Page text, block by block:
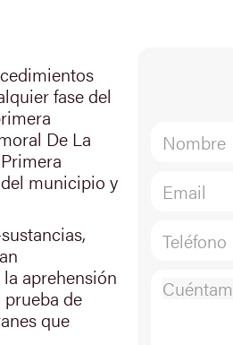
fase del
De La
municipio y
aprehensión
de
que